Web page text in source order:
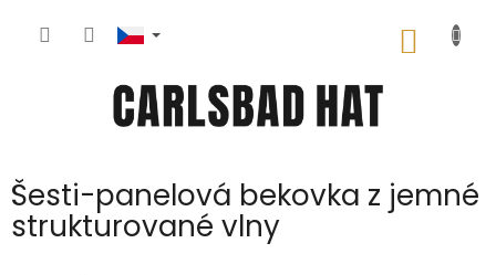
Šesti-panelová bekovka z jemné
strukturované vlny